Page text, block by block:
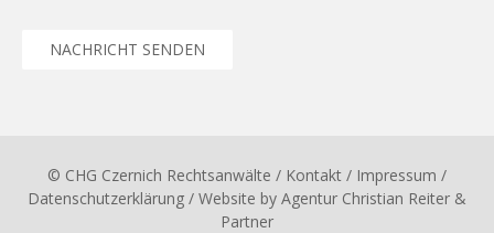
NACHRICHT SENDEN
© CHG Czernich Rechtsanwälte / Kontakt / Impressum /
Datenschutzerklärung / Website by Agentur Christian Reiter &
Partner